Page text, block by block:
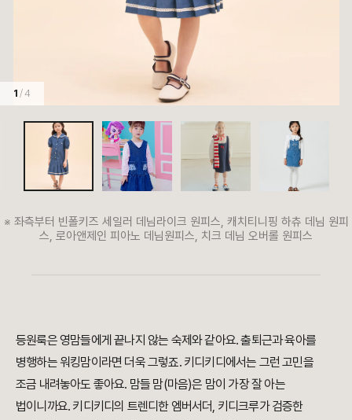
1 / 4
※ 좌측부터 빈폴키즈 세일러 데님라이크 원피스, 캐치티니핑 하츄 데님 원피
스, 로아앤제인 피아노 데님원피스, 치크 데님 오버롤 원피스
등원룩은 영맘들에게 끝나지 않는 숙제와 같아요. 출퇴근과 육아를
병행하는 워킹맘이라면 더욱 그렇죠. 키디키디에서는 그런 고민을
조금 내려놓아도 좋아요. 맘들 맘(마음)은 맘이 가장 잘 아는
법이니까요. 키디키디의 트렌디한 엠버서더, 키디크루가 검증한